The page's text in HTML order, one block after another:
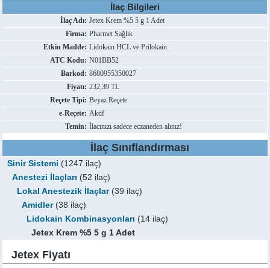
İlaç Bilgileri
İlaç Adı: Jetex Krem %5 5 g 1 Adet
Firma: Pharmet Sağlık
Etkin Madde: Lidokain HCL ve Prilokain
ATC Kodu: N01BB52
Barkod: 8680955350027
Fiyatı: 232,39 TL
Reçete Tipi: Beyaz Reçete
e-Reçete: Aktif
Temin: İlacınızı sadece eczaneden alınız!
İlaç Sınıflandırması
Sinir Sistemi (1247 ilaç)
Anestezi İlaçları (52 ilaç)
Lokal Anestezik İlaçlar(39 ilaç)
Amidler(38 ilaç)
Lidokain Kombinasyonları (14 ilaç)
Jetex Krem %5 5 g 1 Adet
Jetex Fiyatı